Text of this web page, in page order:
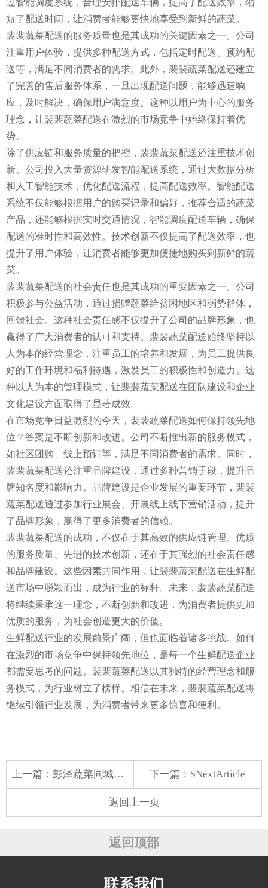
短了配送时间，让消费者能够更快地享受到新鲜的蔬菜。
裴裴蔬菜配送的服务质量也是其成功的关键因素之一。公司
注重用户体验，提供多种配送方式，包括定时配送、预约配
送等，满足不同消费者的需求。此外，裴裴蔬菜配送还建立
了完善的售后服务体系，一旦出现配送问题，能够迅速响
应，及时解决，确保用户满意度。这种以用户为中心的服务
理念，让裴裴蔬菜配送在激烈的市场竞争中始终保持着优
势。
除了供应链和服务质量的把控，裴裴蔬菜配送还注重技术创
新。公司投入大量资源研发智能配送系统，通过大数据分析
和人工智能技术，优化配送流程，提高配送效率。智能配送
系统不仅能够根据用户的购买记录和偏好，推荐合适的蔬菜
产品，还能够根据实时交通情况，智能调度配送车辆，确保
配送的准时性和高效性。技术创新不仅提高了配送效率，也
提升了用户体验，让消费者能够更加便捷地购买到新鲜的蔬
菜。
裴裴蔬菜配送的社会责任也是其成功的重要因素之一。公司
积极参与公益活动，通过捐赠蔬菜给贫困地区和弱势群体，
回馈社会。这种社会责任感不仅提升了公司的品牌形象，也
赢得了广大消费者的认可和支持。裴裴蔬菜配送始终坚持以
人为本的经营理念，注重员工的培养和发展，为员工提供良
好的工作环境和福利待遇，激发员工的积极性和创造力。这
种以人为本的管理模式，让裴裴蔬菜配送在团队建设和企业
文化建设方面取得了显著成效。
在市场竞争日益激烈的今天，裴裴蔬菜配送如何保持领先地
位？答案是不断创新和改进。公司不断推出新的服务模式，
如社区团购、线上预订等，满足不同消费者的需求。同时，
裴裴蔬菜配送还注重品牌建设，通过多种营销手段，提升品
牌知名度和影响力。品牌建设是企业发展的重要环节，裴裴
蔬菜配送通过参加行业展会、开展线上线下营销活动，提升
了品牌形象，赢得了更多消费者的信赖。
裴裴蔬菜配送的成功，不仅在于其高效的供应链管理、优质
的服务质量、先进的技术创新，还在于其强烈的社会责任感
和品牌建设。这些因素共同作用，让裴裴蔬菜配送在生鲜配
送市场中脱颖而出，成为行业的标杆。未来，裴裴蔬菜配送
将继续秉承这一理念，不断创新和改进，为消费者提供更加
优质的服务，为社会创造更大的价值。
生鲜配送行业的发展前景广阔，但也面临着诸多挑战。如何
在激烈的市场竞争中保持领先地位，是每一个生鲜配送企业
都需要思考的问题。裴裴蔬菜配送以其独特的经营理念和服
务模式，为行业树立了榜样。相信在未来，裴裴蔬菜配送将
继续引领行业发展，为消费者带来更多惊喜和便利。
上一篇： 彭泽蔬菜同城配送 下一篇：$NextArticle
返回上一页
返回顶部
联系我们